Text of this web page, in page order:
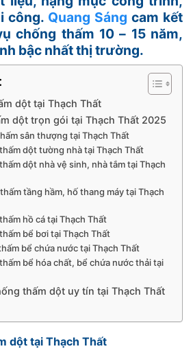
công. Quang Sáng cam kết
chống thấm 10 – 15 năm,
bậc nhất thị trường.
dột tại Thạch Thất
dột trọn gói tại Thạch Thất 2025
sân thượng tại Thạch Thất
dột tường nhà tại Thạch Thất
dột nhà vệ sinh, nhà tắm tại Thạch
tầng hầm, hố thang máy tại Thạch
hồ cá tại Thạch Thất
bể bơi tại Thạch Thất
bể chứa nước tại Thạch Thất
bể hóa chất, bể chứa nước thải tại
thấm dột uy tín tại Thạch Thất
dột tại Thạch Thất